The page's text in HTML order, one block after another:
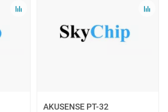
AKUSENSE PT-32